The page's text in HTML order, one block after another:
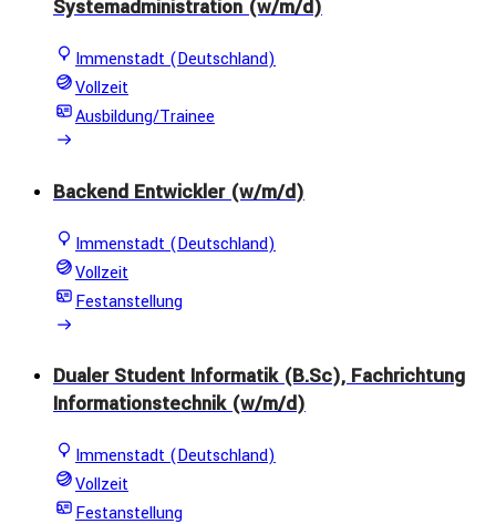
Systemadministration (w/m/d)
Immenstadt (Deutschland)
Vollzeit
Ausbildung/Trainee
Backend Entwickler (w/m/d)
Immenstadt (Deutschland)
Vollzeit
Festanstellung
Dualer Student Informatik (B.Sc), Fachrichtung
Informationstechnik (w/m/d)
Immenstadt (Deutschland)
Vollzeit
Festanstellung